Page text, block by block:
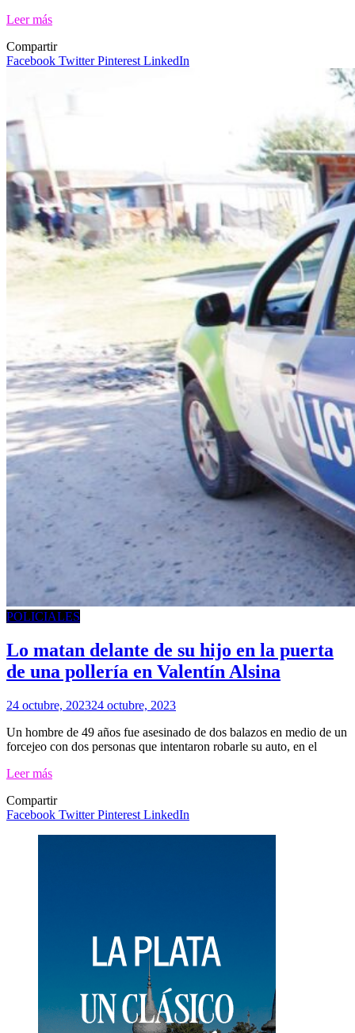
Leer más
Compartir
Facebook TwitterPinterest LinkedIn
POLICIALES
Lo matan delante de su hijo en la puerta
de una pollería en Valentín Alsina
24 octubre, 202324 octubre, 2023
Un hombre de 49 años fue asesinado de dos balazos en medio de un
forcejeo con dos personas que intentaron robarle su auto, en el
Leer más
Compartir
Facebook TwitterPinterest LinkedIn